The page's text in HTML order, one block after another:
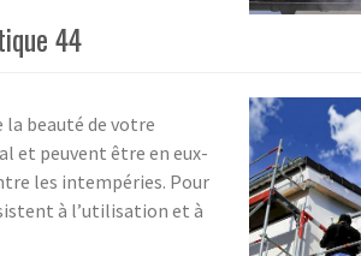
44
beauté de votre
et peuvent être en eux-
les intempéries. Pour
à l’utilisation et à